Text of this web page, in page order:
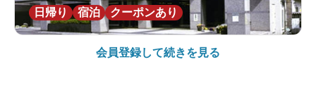
日帰り
宿泊 クーポンあり
会員登録して続きを見る